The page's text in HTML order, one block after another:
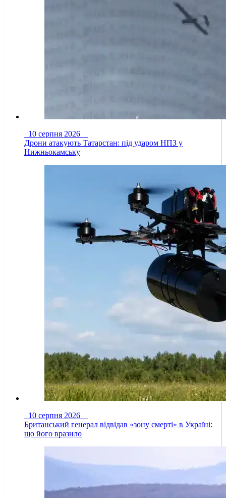
10 серпня 2026
Дрони атакують Татарстан: під ударом НПЗ у
Нижньокамську
10 серпня 2026
Британський генерал відвідав «зону смерті» в Україні:
що його вразило